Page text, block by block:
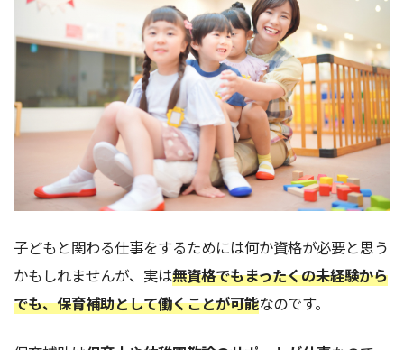
子どもと関わる仕事をするためには何か資格が必要と思う
かもしれませんが、実は無資格でもまったくの未経験から
でも、保育補助として働くことが可能なのです。